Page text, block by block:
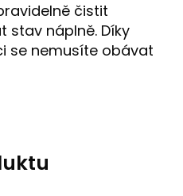
čistit
stav náplně. Díky
se nemusíte obávat